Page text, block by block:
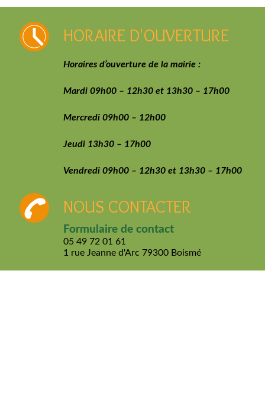
HORAIRE D'OUVERTURE
Horaires d’ouverture de la mairie :
Mardi 09h00 – 12h30 et 13h30 – 17h00
Mercredi 09h00 – 12h00
Jeudi 13h30 – 17h00
Vendredi 09h00 – 12h30 et 13h30 – 17h00
NOUS CONTACTER
Formulaire de contact
05 49 72 01 61
1 rue Jeanne d'Arc 79300 Boismé